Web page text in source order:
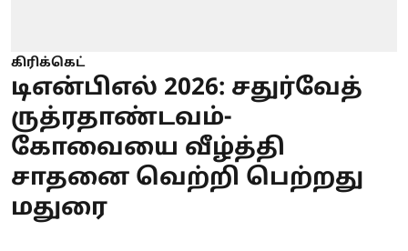
கிரிக்கெட்
டிஎன்பிஎல் 2026: சதுர்வேத்
ருத்ரதாண்டவம்-
கோவையை வீழ்த்தி
சாதனை வெற்றி பெற்றது
மதுரை